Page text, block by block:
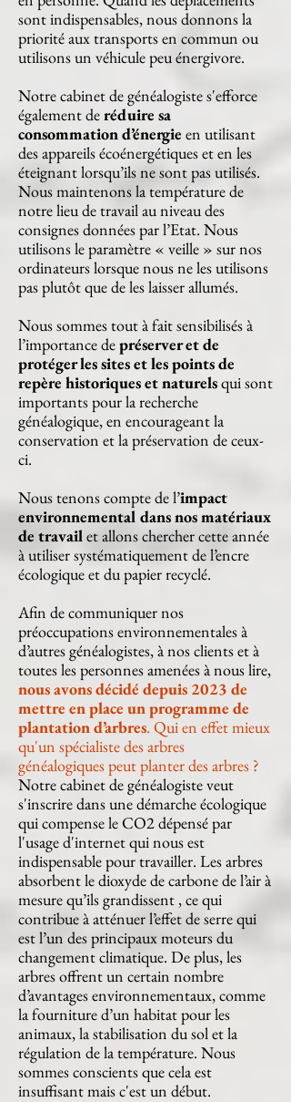
sont indispensables, nous donnons la
priorité aux transports en commun ou
utilisons un véhicule peu énergivore.
Notre cabinet de généalogiste s'efforce
également deréduire sa
consommation d’énergie en utilisant
des appareils écoénergétiques et en les
éteignant lorsqu’ils ne sont pas utilisés.
Nous maintenons la température de
notre lieu de travail au niveau des
consignes données par l’Etat. Nous
utilisons le paramètre « veille » sur nos
ordinateurs lorsque nous ne les utilisons
pas plutôt que de les laisser allumés.
Nous sommes tout à fait sensibilisés à
l’importance depréserver et de
protéger les sites et les points de
repère historiques et naturelsqui sont
importants pour la recherche
généalogique, en encourageant la
conservation et la préservation de ceux-
ci.
Nous tenons compte de l’impact
environnemental dans nos matériaux
de travailet allons chercher cette année
à utiliser systématiquement de l’encre
écologique et du papier recyclé.
Afin de communiquer nos
préoccupations environnementales à
d’autres généalogistes, à nos clients et à
toutes les personnes amenées à nous lire,
nous avons décidé depuis 2023 de
mettre en place un programme de
plantation d’arbres. Qui en effet mieux
qu'un spécialiste des arbres
généalogiques peut planter des arbres ?
Notre cabinet de généalogiste veut
s'inscrire dans une démarche écologique
qui compense le CO2 dépensé par
l'usage d'internet qui nous est
indispensable pour travailler. Les arbres
absorbent le dioxyde de carbone de l’air à
mesure qu’ils grandissent , ce qui
contribue à atténuer l’effet de serre qui
est l’un des principaux moteurs du
changement climatique. De plus, les
arbres offrent un certain nombre
d’avantages environnementaux, comme
la fourniture d’un habitat pour les
animaux, la stabilisation du sol et la
régulation de la température. Nous
sommes conscients que cela est
insuffisant mais c'est un début.